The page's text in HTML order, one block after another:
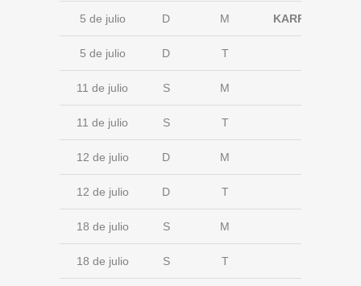
5 de julio D M KARRANTZA
5 de julio D T
11 de julio S M
11 de julio S T
12 de julio D M
12 de julio D T
18 de julio S M
18 de julio S T